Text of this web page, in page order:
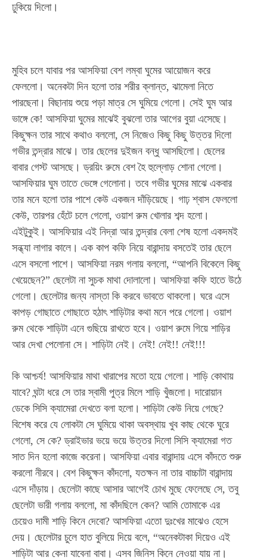
ঢুকিয়ে দিলো।
মুহিব চলে যাবার পর আসফিয়া বেশ লম্বা ঘুমের আয়োজন করে
ফেললো। অনেকটা দিন হলো তার শরীর ক্লান্ত, ঝামেলা নিতে
পারছেনা। বিছানায় শুয়ে পড়া মাত্র সে ঘুমিয়ে গেলো। সেই ঘুম আর
ভাঙ্গে কে! আসফিয়া ঘুমের মাঝেই বুঝলো তার আগের বুয়া এসেছে।
কিছুক্ষন তার সাথে কথাও বললো, সে নিজেও কিছু কিছু উত্তর দিলো
গভীর তন্দ্রার মাঝে। তার ছেলের দুইজন বন্ধু আসছিলো। ছেলের
বাবার গেস্ট আসছে। ড্রয়িং রুমে বেশ হৈ হুল্লোড় শোনা গেলো।
আসফিয়ার ঘুম তাতে ভেঙ্গে গেলোনা। তবে গভীর ঘুমের মাঝে একবার
তার মনে হলো তার পাশে কেউ একজন দাঁড়িয়েছে। গাঢ় শ্বাস ফেললো
কেউ, তারপর হেঁটে চলে গেলো, ওয়াশ রুম খোলার শব্দ হলো।
এইটুকুই। আসফিয়ার এই নিদ্রা আর তন্দ্রার বেলা শেষ হলো একদমই
সন্ধ্যা লাগার কালে। এক কাপ কফি নিয়ে বারান্দায় বসতেই তার ছেলে
এসে বসলো পাশে। আসফিয়া নরম গলায় বললো, “আপনি বিকেলে কিছু
খেয়েছেন?” ছেলেটা না সুচক মাথা দোলালো। আসফিয়া কফি হাতে উঠে
গেলো। ছেলেটার জন্য নাস্তা কি করবে ভাবতে থাকলো। ঘরে এসে
কাপড় গোছাতে গোছাতে হঠাৎ শাড়িটার কথা মনে পরে গেলো। ওয়াশ
রুম থেকে শাড়িটা এনে গুছিয়ে রাখতে হবে। ওয়াশ রুমে গিয়ে শাড়ির
আর দেখা পেলোনা সে। শাড়িটা নেই। নেই! নেই!! নেই!!!
কি আশ্চর্য! আসফিয়ার মাথা খারাপের মতো হয়ে গেলো। শাড়ি কোথায়
যাবে? ঘন্টা ধরে সে তার স্বামী পুত্র মিলে শাড়ি খুঁজলো। দারোয়ান
ডেকে সিসি ক্যামেরা দেখতে বলা হলো। শাড়িটা কেউ নিয়ে গেছে?
বিশেষ করে যে লোকটা সে ঘুমিয়ে থাকা অবস্থায় খুব কাছ থেকে ঘুরে
গেলো, সে কে? ড্রাইভার ভয়ে ভয়ে উত্তর দিলো সিসি ক্যামেরা গত
সাত দিন হলো কাজে করেনা। আসফিয়া এবার বারান্দায় এসে কাঁদতে শুরু
করলো নীরবে। বেশ কিছুক্ষন কাঁদলো, যতক্ষন না তার বাচ্চাটা বারান্দায়
এসে দাঁড়ায়। ছেলেটা কাছে আসার আগেই চোখ মুছে ফেলেছে সে, তবু
ছেলেটা ভারী গলায় বললো, মা কাঁদছিলে কেন? আমি তোমাকে এর
চেয়েও দামী শাড়ি কিনে দেবো? আসফিয়া এতো দুঃখের মাঝেও হেসে
দেয়। ছেলেটার চুলে হাত বুলিয়ে দিয়ে বলে, “অনেকটাকা দিয়েও এই
শাড়িটা আর কেনা যাবেনা বাবা। এসব জিনিস কিনে নেওয়া যায় না।